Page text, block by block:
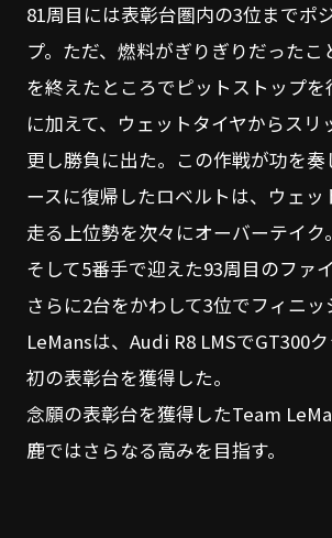
81周目には表彰台圏内の3位までポ
プ。ただ、燃料がぎりぎりだったこ
を終えたところでピットストップ
に加えて、ウェットタイヤからスリ
更し勝負に出た。この作戦が功を奏
ースに復帰したロベルトは、ウェッ
走る上位勢を次々にオーバーテイク。
そして5番手で迎えた93周目のファ
さらに2台をかわして3位でフィニ
LeMansは、Audi R8 LMSでGT300ク
初の表彰台を獲得した。
念願の表彰台を獲得したTeam
鹿ではさらなる高みを目指す。